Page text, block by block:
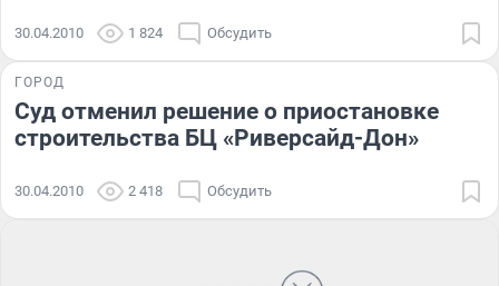
30.04.2010 1 824 Обсудить
ГОРОД
Суд отменил решение о приостановке
строительства БЦ «Риверсайд-Дон»
30.04.2010 2 418 Обсудить